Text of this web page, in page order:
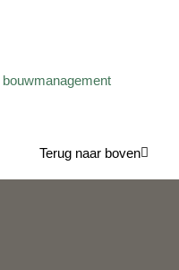
Terug naar boven